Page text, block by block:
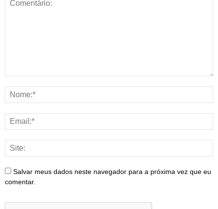
Salvar meus dados neste navegador para a próxima vez que eu
comentar.